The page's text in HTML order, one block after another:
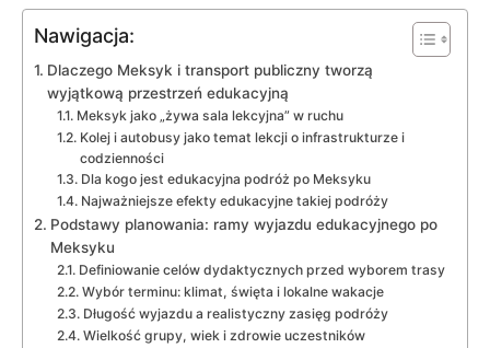
Nawigacja:
Dlaczego Meksyk i transport publiczny tworzą
wyjątkową przestrzeń edukacyjną
Meksyk jako „żywa sala lekcyjna” w ruchu
Kolej i autobusy jako temat lekcji o infrastrukturze i
codzienności
Dla kogo jest edukacyjna podróż po Meksyku
Najważniejsze efekty edukacyjne takiej podróży
Podstawy planowania: ramy wyjazdu edukacyjnego po
Meksyku
Definiowanie celów dydaktycznych przed wyborem trasy
Wybór terminu: klimat, święta i lokalne wakacje
Długość wyjazdu a realistyczny zasięg podróży
Wielkość grupy, wiek i zdrowie uczestników